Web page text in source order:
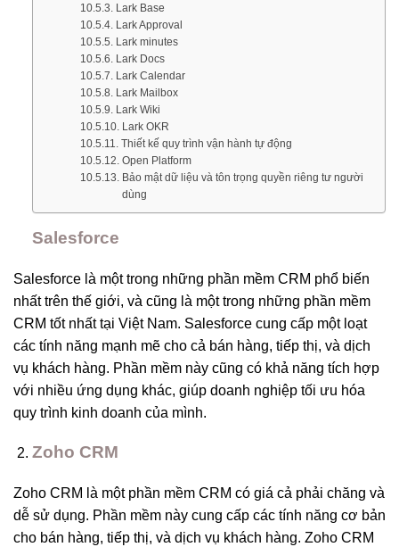
Lark Base​
Lark Approval
Lark minutes
Lark Docs
Lark Calendar
Lark Mailbox
Lark Wiki
Lark OKR
Thiết kế quy trình vận hành tự động
Open Platform
Bảo mật dữ liệu và tôn trọng quyền riêng tư người
dùng
Salesforce
Salesforce là một trong những phần mềm CRM phổ biến
nhất trên thế giới, và cũng là một trong những phần mềm
CRM tốt nhất tại Việt Nam. Salesforce cung cấp một loạt
các tính năng mạnh mẽ cho cả bán hàng, tiếp thị, và dịch
vụ khách hàng. Phần mềm này cũng có khả năng tích hợp
với nhiều ứng dụng khác, giúp doanh nghiệp tối ưu hóa
quy trình kinh doanh của mình.
Zoho CRM
Zoho CRM là một phần mềm CRM có giá cả phải chăng và
dễ sử dụng. Phần mềm này cung cấp các tính năng cơ bản
cho bán hàng, tiếp thị, và dịch vụ khách hàng. Zoho CRM